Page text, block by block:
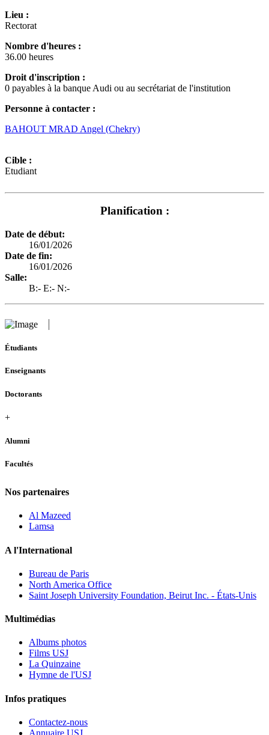
Lieu :
Rectorat
Nombre d'heures :
36.00 heures
Droit d'inscription :
0 payables à la banque Audi ou au secrétariat de l'institution
Personne à contacter :
BAHOUT MRAD Angel (Chekry)
Cible :
Etudiant
Planification :
Date de début:
16/01/2026
Date de fin:
16/01/2026
Salle:
B:- E:- N:-
Étudiants
Enseignants
Doctorants
+
Alumni
Facultés
Nos partenaires
Al Mazeed
Lamsa
A l'International
Bureau de Paris
North America Office
Saint Joseph University Foundation, Beirut Inc. - États-Unis
Multimédias
Albums photos
Films USJ
La Quinzaine
Hymne de l'USJ
Infos pratiques
Contactez-nous
Annuaire USJ